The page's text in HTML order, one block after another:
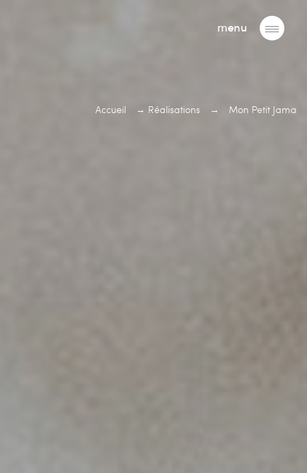
menu
Accueil → Réalisations → Mon Petit Jama